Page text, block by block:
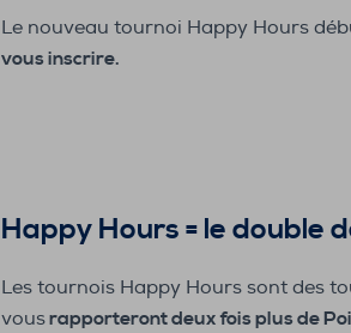
Le nouveau tournoi Happy Hours
vous inscrire.
Happy Hours = le double
Les tournois Happy Hours sont des
vousrapporteront deux fois plus de